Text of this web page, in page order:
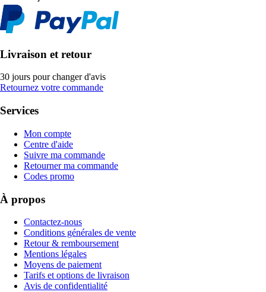
Livraison et retour
30 jours pour changer d'avis
Retournez votre commande
Services
Mon compte
Centre d'aide
Suivre ma commande
Retourner ma commande
Codes promo
À propos
Contactez-nous
Conditions générales de vente
Retour & remboursement
Mentions légales
Moyens de paiement
Tarifs et options de livraison
Avis de confidentialité